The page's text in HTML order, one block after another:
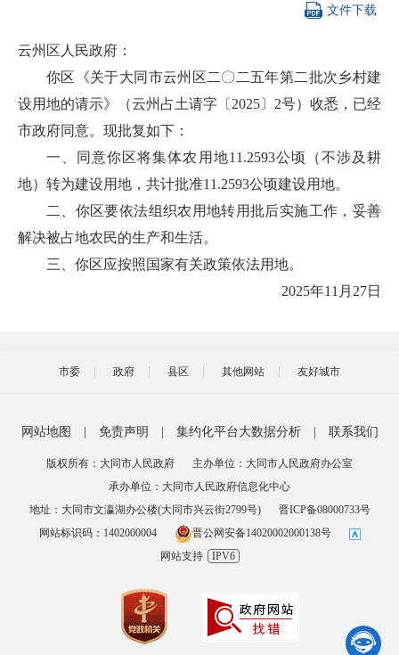

 文件下载
云州区人民政府：
你区《关于大同市云州区二〇二五年第二批次乡村建
设用地的请示》（云州占土请字〔2025〕2号）收悉，已经
市政府同意。现批复如下：
一、同意你区将集体农用地11.2593公顷（不涉及耕
地）转为建设用地，共计批准11.2593公顷建设用地。
二、你区要依法组织农用地转用批后实施工作，妥善
解决被占地农民的生产和生活。
三、你区应按照国家有关政策依法用地。
2025年11月27日
市委 政府 县区 其他网站 友好城市
网站地图 免责声明 集约化平台大数据分析 联系我们
版权所有：大同市人民政府
主办单位：大同市人民政府办公室
承办单位：大同市人民政府信息化中心
地址：大同市文瀛湖办公楼(大同市兴云街2799号)
晋ICP备08000733号
网站标识码：1402000004
晋公网安备14020002000138号
网站支持
IPV6